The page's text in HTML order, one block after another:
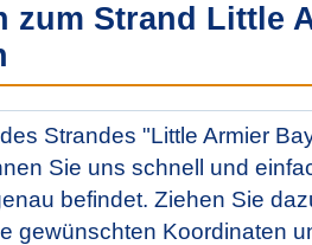
zum Strand Little
Strandes "Little Armier
Sie uns schnell und
befindet. Ziehen Sie
gewünschten Koordinaten